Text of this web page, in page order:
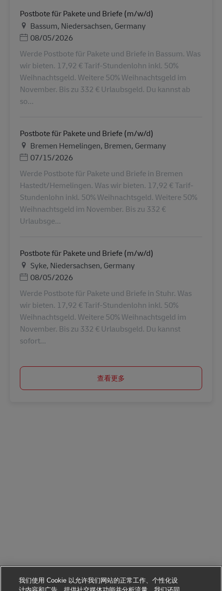
Postbote für Pakete und Briefe (m/w/d)
地点Bassum, Niedersachsen, Germany
Posted Date
08/05/2026
Werde Postbote für Pakete und Briefe in Bassum. Was
wir bieten. 17,92 € Tarif-Stundenlohn inkl. 50%
Weihnachtsgeld. Weitere 50% Weihnachtsgeld im
November. Bis zu 332 € Urlaubsgeld. Du kannst ab
so...
Postbote für Pakete und Briefe (m/w/d)
地点Bremen Hemelingen, Bremen, Germany
Posted Date
07/15/2026
Werde Postbote für Pakete und Briefe in Bremen
Hastedt/Hemelingen. Was wir bieten. 17,92 € Tarif-
Stundenlohn inkl. 50% Weihnachtsgeld. Weitere 50%
Weihnachtsgeld im November. Bis zu 332 €
Urlaubsge...
Postbote für Pakete und Briefe (m/w/d)
地点Syke, Niedersachsen, Germany
Posted Date
08/05/2026
Werde Postbote für Pakete und Briefe in Stuhr. Was
wir bieten. 17,92 € Tarif-Stundenlohn inkl. 50%
Weihnachtsgeld. Weitere 50% Weihnachtsgeld im
November. Bis zu 332 € Urlaubsgeld. Du kannst
sofort...
查看更多
我们使用 Cookie 以允许我们网站的正常工作、个性化设